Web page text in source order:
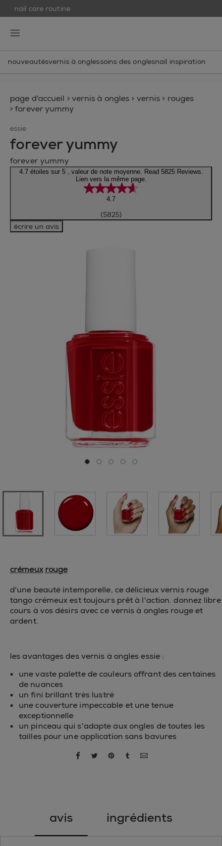
nail care routine
nouveautésvernis à onglessoins des onglesnail inspiration
page d'accueil > vernis à ongles > vernis > rouges
> forever yummy
crémeux rouge
d'une beauté intemporelle, ce délicieux vernis rouge
tango crémeux est toujours prêt à l'action. donnez libre
cours à vos désirs avec ce vernis à ongles rouge et
ardent.
les avantages des vernis à ongles essie :
une vaste palette de couleurs offrant des centaines
de nuances
un fini brillant très lustré
une couverture impeccable et une tenue
exceptionnelle
un pinceau qui s'adapte aux ongles de toutes les
tailles pour une application sans bavures
partager par facebook
partager par twitter
partager par pinterest
partager par tumblr
Aller à la diapositive 0
Aller à la diapositive 1
Aller à la diapositive 2
Aller à la diapositive 3
Aller à la diapositive 4
essie
forever yummy
forever yummy
4.7 étoiles sur 5 , valeur de note moyenne. Read 5825 Reviews.
Lien vers la même page.
4.7
(5825)
écrire un avis
avis ingrédients